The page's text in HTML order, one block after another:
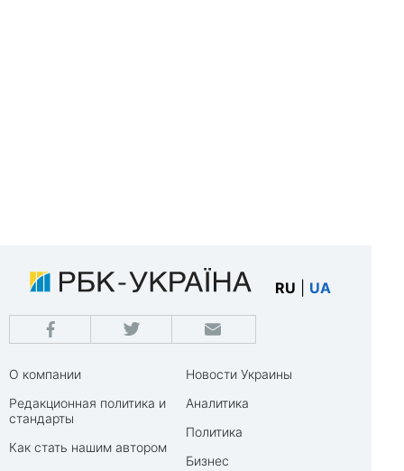
RU UA
О компании
Редакционная политика и
стандарты
Как стать нашим автором
Новости Украины
Аналитика
Политика
Бизнес